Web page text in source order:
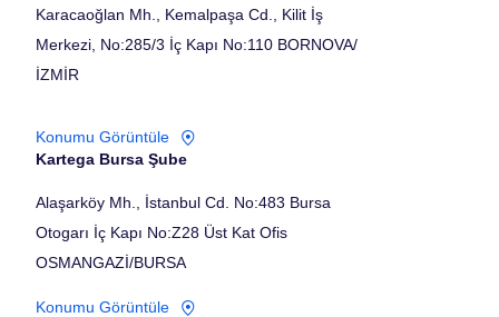
Karacaoğlan Mh., Kemalpaşa Cd., Kilit İş
Merkezi, No:285/3 İç Kapı No:110 BORNOVA/
İZMİR
Konumu Görüntüle
Kartega Bursa Şube
Alaşarköy Mh., İstanbul Cd. No:483 Bursa
Otogarı İç Kapı No:Z28 Üst Kat Ofis
OSMANGAZİ/BURSA
Konumu Görüntüle